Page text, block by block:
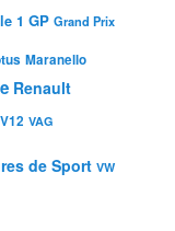
1 GP Grand Prix
Maranello
Renault
V12 VAG
de Sport VW